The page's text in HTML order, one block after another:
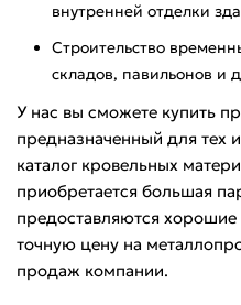
внутренней отделки
Строительство
складов, павильонов и
У нас вы сможете купить
предназначенный для тех
каталог кровельных
приобретается большая
предоставляются хорошие
точную цену на
продаж компании.